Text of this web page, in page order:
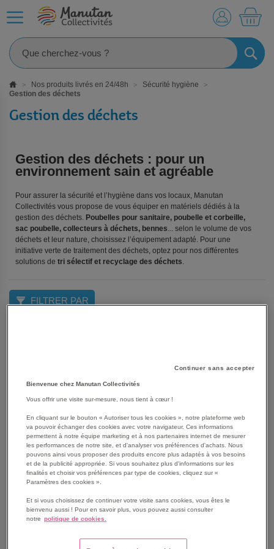
Nos produits livrés en 24/48h
Sécurité hygiène
Gestion des déchets
Gestion des déchets
Gestion des déchets : pour un
environnement sain et agréable
Pour assurer la sécurité et l’hygiène dans vos locaux, Manutan
Collectivités vous propose de vous équiper en matériels dédiés à la
gestion des déchets. Poubelles pour sanitaire, poubelle et corbeille,
sac poubelle, collecteurs à déchets, bennes... selon le volume de vos
déchets et leur nature, choisissez l’équipement adapté. Pour une
initiative verte de traitement des déchets, optez pour nos différentes
solutions de tri sélectif et recyclage des déchets.
FILTRER PAR
Continuer sans accepter
Bienvenue chez Manutan Collectivités
Vous offrir une visite sur-mesure, nous tient à cœur !
En cliquant sur le bouton « Autoriser tous les cookies », notre plateforme web
va pouvoir échanger des cookies avec votre navigateur. Ces informations
permettent à notre équipe marketing et à nos partenaires internet de mesurer
les performances de notre site, et d'analyser vos préférences d'achats. Nous
pouvons ainsi vous proposer des produits encore plus adaptés à vos besoins
et de la publicité appropriée. Si vous souhaitez plus d'informations sur les
finalités et choisir vos préférences par type de cookies, cliquez sur «
Paramètres des cookies ».
Et si vous choisissez de continuer votre visite sans cookies, vous êtes le
bienvenu aussi ! Pour en savoir plus, vous pouvez aussi consulter
notre politique de cookies.